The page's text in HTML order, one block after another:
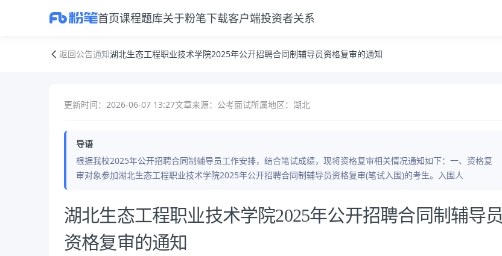
首页课程题库关于粉笔下载客户端投资者关系
返回公告通知湖北生态工程职业技术学院2025年公开招聘合同制辅导员资格复审的通知
更新时间：2026-06-07 13:27文章来源：公考面试所属地区：湖北
导语
根据我校2025年公开招聘合同制辅导员工作安排，结合笔试成绩，现将资格复审相关情况通知如下：一、资格复
审对象参加湖北生态工程职业技术学院2025年公开招聘合同制辅导员资格复审(笔试入围)的考生。入围人
公告正文
湖北生态工程职业技术学院2025年公开招聘合同制辅导员
资格复审的通知